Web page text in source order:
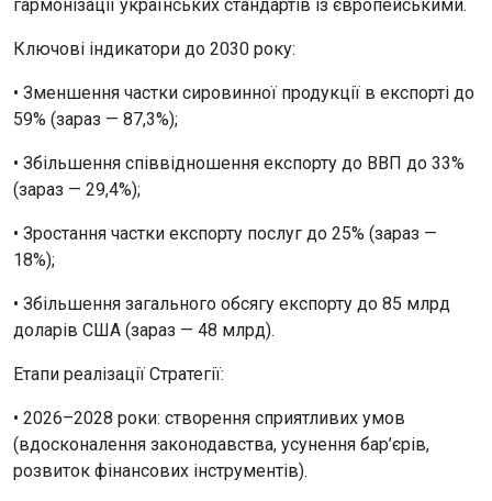
гармонізації українських стандартів із європейськими.
Ключові індикатори до 2030 року:
• Зменшення частки сировинної продукції в експорті до
59% (зараз — 87,3%);
• Збільшення співвідношення експорту до ВВП до 33%
(зараз — 29,4%);
• Зростання частки експорту послуг до 25% (зараз —
18%);
• Збільшення загального обсягу експорту до 85 млрд
доларів США (зараз — 48 млрд).
Етапи реалізації Стратегії:
• 2026–2028 роки: створення сприятливих умов
(вдосконалення законодавства, усунення бар’єрів,
розвиток фінансових інструментів).